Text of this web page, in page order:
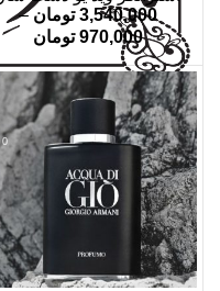
0
3,540,000 تومان –
970,000 تومان